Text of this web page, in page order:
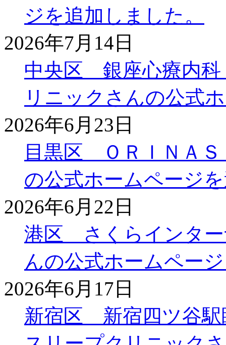
ジを追加しました。
2026年7月14日
中央区 銀座心療内科
リニックさんの公式
2026年6月23日
目黒区 ＯＲＩＮＡ
の公式ホームページ
2026年6月22日
港区 さくらインター
んの公式ホームペー
2026年6月17日
新宿区 新宿四ツ谷駅